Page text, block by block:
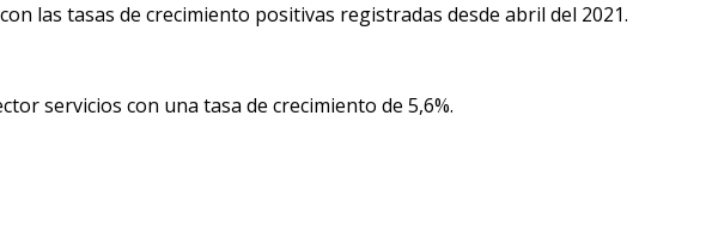
las tasas de crecimiento positivas registradas desde abril del 2021.
servicios con una tasa de crecimiento de 5,6%.